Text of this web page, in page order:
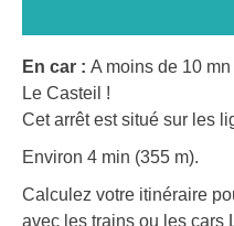
En car : A moins de 10
Le Casteil !
Cet arrêt est situé sur les
Environ 4 min (355 m).
Calculez votre itinéraire
avec les trains ou les cars